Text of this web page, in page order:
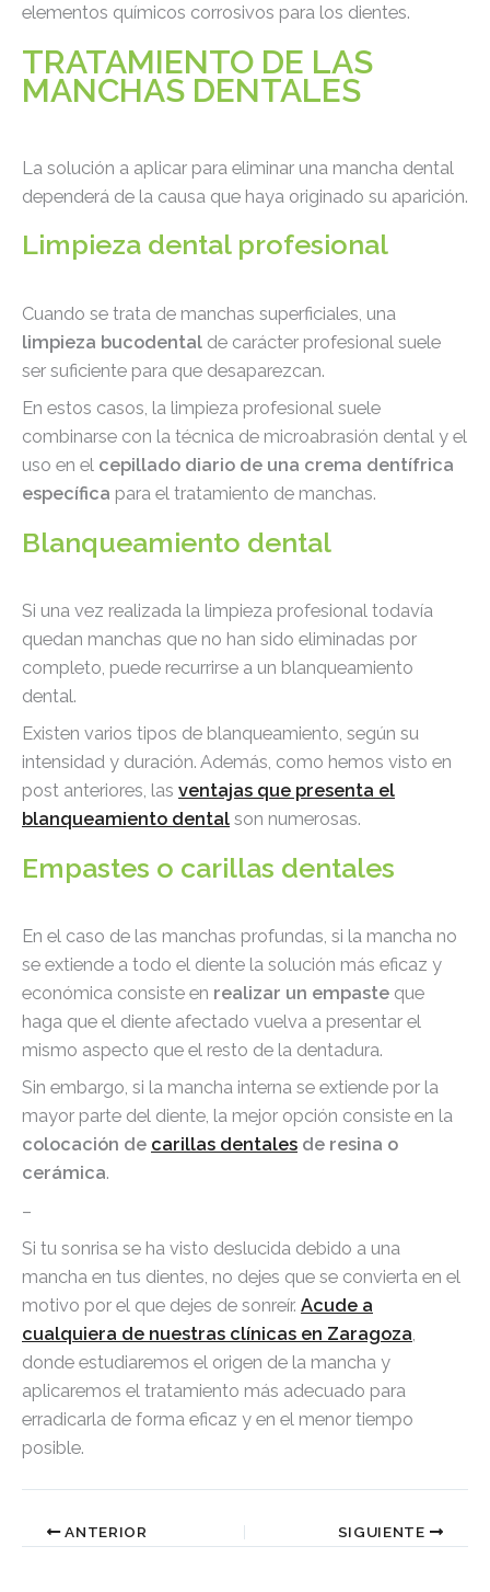
elementos químicos corrosivos para los dientes.
TRATAMIENTO DE LAS
MANCHAS DENTALES
La solución a aplicar para eliminar una mancha dental
dependerá de la causa que haya originado su aparición.
Limpieza dental profesional
Cuando se trata de manchas superficiales, una
limpieza bucodental de carácter profesional suele
ser suficiente para que desaparezcan.
En estos casos, la limpieza profesional suele
combinarse con la técnica de microabrasión dental y el
uso en el cepillado diario de una crema dentífrica
específica para el tratamiento de manchas.
Blanqueamiento dental
Si una vez realizada la limpieza profesional todavía
quedan manchas que no han sido eliminadas por
completo, puede recurrirse a un blanqueamiento
dental.
Existen varios tipos de blanqueamiento, según su
intensidad y duración. Además, como hemos visto en
post anteriores, las ventajas que presenta el
blanqueamiento dental son numerosas.
Empastes o carillas dentales
En el caso de las manchas profundas, si la mancha no
se extiende a todo el diente la solución más eficaz y
económica consiste en realizar un empaste que
haga que el diente afectado vuelva a presentar el
mismo aspecto que el resto de la dentadura.
Sin embargo, si la mancha interna se extiende por la
mayor parte del diente, la mejor opción consiste en la
colocación de carillas dentales de resina o
cerámica.
–
Si tu sonrisa se ha visto deslucida debido a una
mancha en tus dientes, no dejes que se convierta en el
motivo por el que dejes de sonreír. Acude a
cualquiera de nuestras clínicas en Zaragoza,
donde estudiaremos el origen de la mancha y
aplicaremos el tratamiento más adecuado para
erradicarla de forma eficaz y en el menor tiempo
posible.
ANTERIOR SIGUIENTE